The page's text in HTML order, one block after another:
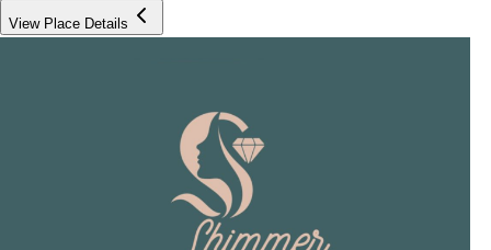
View Place Details